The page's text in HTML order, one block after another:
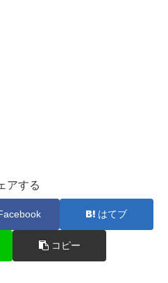
アする
はてブ
コピー